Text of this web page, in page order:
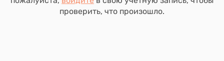
проверить, что произошло.